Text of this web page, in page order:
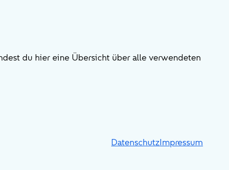
du hier eine Übersicht über alle verwendeten
DatenschutzImpressum